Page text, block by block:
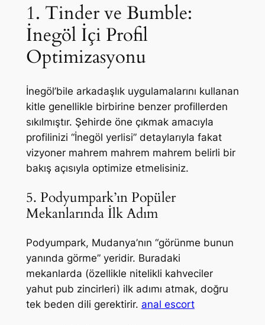
1. Tinder ve Bumble:
İnegöl İçi Profil
Optimizasyonu
İnegöl’bile arkadaşlık uygulamalarını kullanan
kitle genellikle birbirine benzer profillerden
sıkılmıştır. Şehirde öne çıkmak amacıyla
profilinizi “İnegöl yerlisi” detaylarıyla fakat
vizyoner mahrem mahrem mahrem belirli bir
bakış açısıyla optimize etmelisiniz.
5. Podyumpark’ın Popüler
Mekanlarında İlk Adım
Podyumpark, Mudanya’nın “görünme bunun
yanında görme” yeridir. Buradaki
mekanlarda (özellikle nitelikli kahveciler
yahut pub zincirleri) ilk adımı atmak, doğru
tek beden dili gerektirir. anal escort